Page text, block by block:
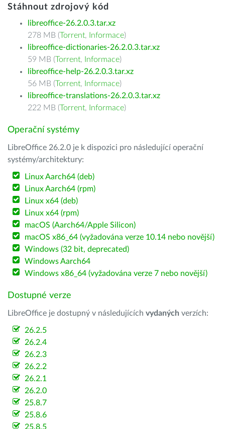
Stáhnout zdrojový kód
libreoffice-26.2.0.3.tar.xz
278 MB (Torrent, Informace)
libreoffice-dictionaries-26.2.0.3.tar.xz
59 MB (Torrent, Informace)
libreoffice-help-26.2.0.3.tar.xz
56 MB (Torrent, Informace)
libreoffice-translations-26.2.0.3.tar.xz
222 MB (Torrent, Informace)
Operační systémy
LibreOffice 26.2.0 je k dispozici pro následující operační
systémy/architektury:
Linux Aarch64 (deb)
Linux Aarch64 (rpm)
Linux x64 (deb)
Linux x64 (rpm)
macOS (Aarch64/Apple Silicon)
macOS x86_64 (vyžadována verze 10.14 nebo novější)
Windows (32 bit, deprecated)
Windows Aarch64
Windows x86_64 (vyžadována verze 7 nebo novější)
Dostupné verze
LibreOffice je dostupný v následujících vydaných verzích:
26.2.5
26.2.4
26.2.3
26.2.2
26.2.1
26.2.0
25.8.7
25.8.6
25.8.5